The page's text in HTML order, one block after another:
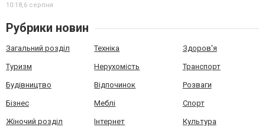
10:18,6 серпня
Рубрики новин
Загальний розділ Техніка Здоров'я
Туризм Нерухомість Транспорт
Будівництво Відпочинок Розваги
Бізнес Меблі Спорт
Жіночий розділ Інтернет Культура